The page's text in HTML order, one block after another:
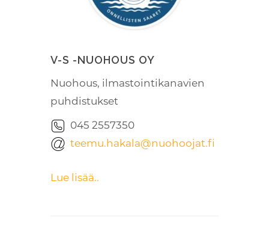
V-S -NUOHOUS OY
Nuohous, ilmastointikanavien
puhdistukset
045 2557350
teemu.hakala@nuohoojat.fi
Lue lisää..